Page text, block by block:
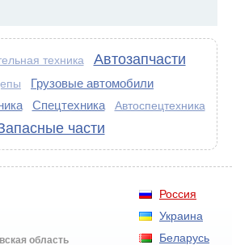
техника Автозапчасти
Грузовые автомобили
Спецтехника Автоспецтехника
части
Россия
Украина
Беларусь
область